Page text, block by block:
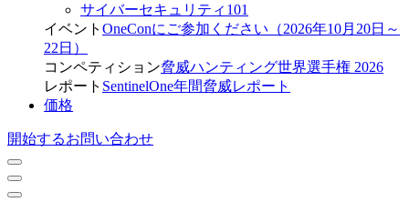
サイバーセキュリティ101
イベント OneConにご参加ください（2026年10月20日～
22日）
コンペティション脅威ハンティング世界選手権 2026
レポート SentinelOne年間脅威レポート
価格
開始するお問い合わせ